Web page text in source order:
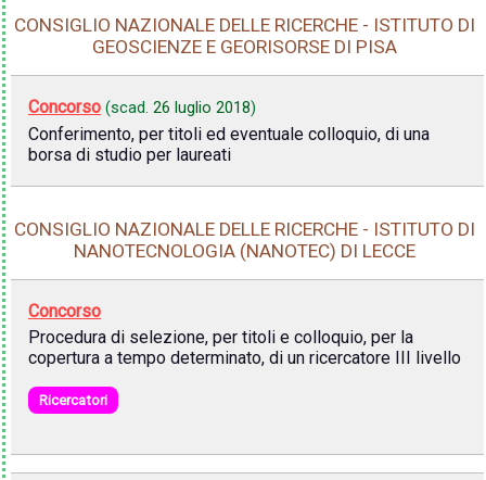
CONSIGLIO NAZIONALE DELLE RICERCHE - ISTITUTO DI
GEOSCIENZE E GEORISORSE DI PISA
Concorso (scad. 26 luglio 2018)
Conferimento, per titoli ed eventuale colloquio, di una
borsa di studio per laureati
CONSIGLIO NAZIONALE DELLE RICERCHE - ISTITUTO DI
NANOTECNOLOGIA (NANOTEC) DI LECCE
Concorso
Procedura di selezione, per titoli e colloquio, per la
copertura a tempo determinato, di un ricercatore III livello
Ricercatori